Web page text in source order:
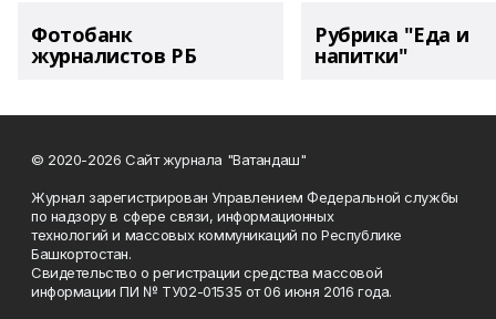
Фотобанк
журналистов РБ
Рубрика "Еда и
напитки"
© 2020-2026 Сайт журнала "Ватандаш"
Журнал зарегистрирован Управлением Федеральной службы
по надзору в сфере связи, информационных
технологий и массовых коммуникаций по Республике
Башкортостан.
Свидетельство о регистрации средства массовой
информации ПИ № ТУ02-01535 от 06 июня 2016 года.